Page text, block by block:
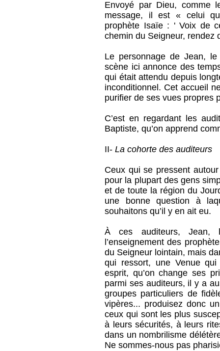
Envoyé par Dieu, comme
message, il est « celui
prophète Isaïe : ' Voix de
chemin du Seigneur, rendez
Le personnage de Jean,
scène ici annonce des
qui était attendu depuis
inconditionnel. Cet accueil
purifier de ses vues propres
C’est en regardant les
Baptiste, qu’on apprend
II-La cohorte des auditeurs
Ceux qui se pressent
pour la plupart des gens
et de toute la région du
une bonne question à
souhaitons qu’il y en ait eu.
À ces auditeurs, Jean,
l’enseignement des
du Seigneur lointain, mais
qui ressort, une Venue
esprit, qu’on change ses
parmi ses auditeurs, il y a
groupes particuliers de
vipères... produisez donc
ceux qui sont les plus
à leurs sécurités, à leurs
dans un nombrilisme
Ne sommes-nous pas